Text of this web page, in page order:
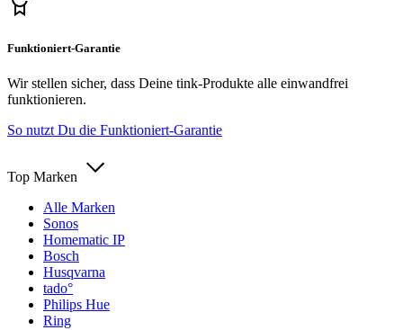
Funktioniert-Garantie
Wir stellen sicher, dass Deine tink-Produkte alle einwandfrei
funktionieren.
So nutzt Du die Funktioniert-Garantie
Top Marken
Alle Marken
Sonos
Homematic IP
Bosch
Husqvarna
tado°
Philips Hue
Ring